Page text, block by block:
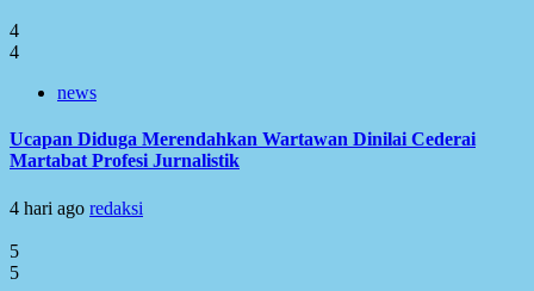
4
4
news
Ucapan Diduga Merendahkan Wartawan Dinilai Cederai
Martabat Profesi Jurnalistik
4 hari ago redaksi
5
5